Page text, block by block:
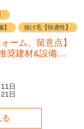
抜け毛【快適性】
ーム、留意点】
奨建材&設備…
日
日